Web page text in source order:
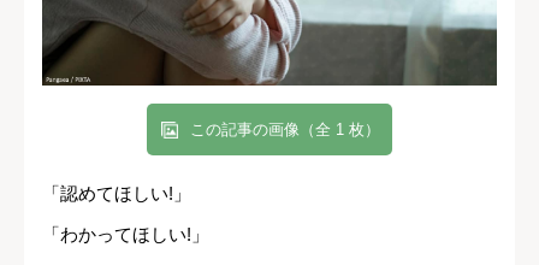
この記事の画像（全 1 枚）
「認めてほしい!」
「わかってほしい!」